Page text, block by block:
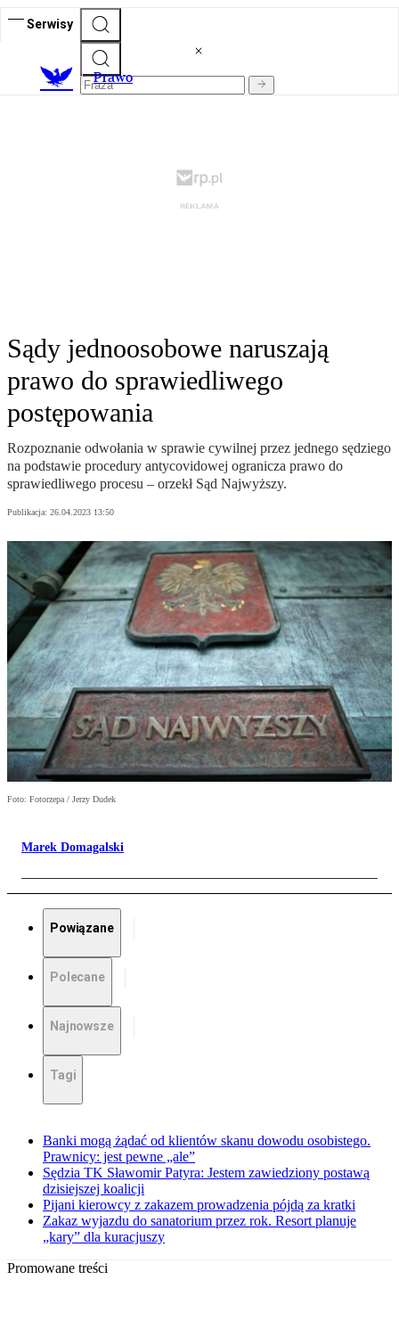
Serwisy
Prawo
Sądy jednoosobowe naruszają
prawo do sprawiedliwego
postępowania
Rozpoznanie odwołania w sprawie cywilnej przez jednego sędziego
na podstawie procedury antycovidowej ogranicza prawo do
sprawiedliwego procesu – orzekł Sąd Najwyższy.
Publikacja: 26.04.2023 13:50
Foto: Fotorzepa / Jerzy Dudek
Marek Domagalski
Powiązane
Polecane
Najnowsze
Tagi
Banki mogą żądać od klientów skanu dowodu osobistego.
Prawnicy: jest pewne „ale”
Sędzia TK Sławomir Patyra: Jestem zawiedziony postawą
dzisiejszej koalicji
Pijani kierowcy z zakazem prowadzenia pójdą za kratki
Zakaz wyjazdu do sanatorium przez rok. Resort planuje
„kary” dla kuracjuszy
Promowane treści